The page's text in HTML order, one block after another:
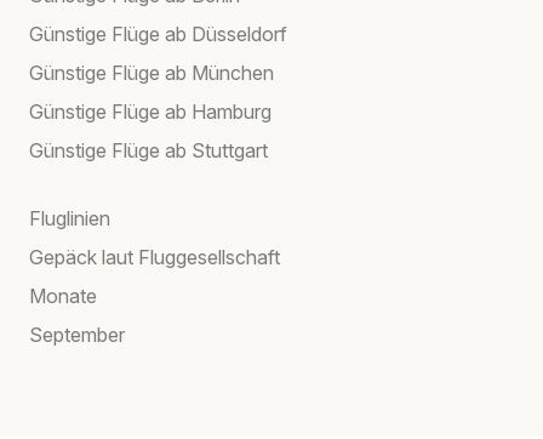
Günstige Flüge ab Düsseldorf
Günstige Flüge ab München
Günstige Flüge ab Hamburg
Günstige Flüge ab Stuttgart
Fluglinien
Gepäck laut Fluggesellschaft
Monate
September